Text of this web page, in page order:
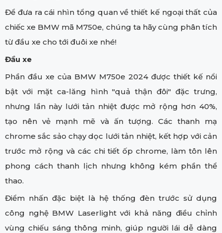
Để đưa ra cái nhìn tổng quan về thiết kế ngoại thất của
chiếc xe BMW mã M750e, chúng ta hãy cùng phân tích
từ đầu xe cho tới đuôi xe nhé!
Đầu xe
Phần đầu xe của BMW M750e 2024 được thiết kế nổi
bật với mặt ca-lăng hình "quả thận đôi" đặc trưng,
nhưng lần này lưới tản nhiệt được mở rộng hơn 40%,
tạo nên vẻ mạnh mẽ và ấn tượng. Các thanh mạ
chrome sắc sảo chạy dọc lưới tản nhiệt, kết hợp với cản
trước mở rộng và các chi tiết ốp chrome, làm tôn lên
phong cách thanh lịch nhưng không kém phần thể
thao.
Điểm nhấn đặc biệt là hệ thống đèn trước sử dụng
công nghệ BMW Laserlight với khả năng điều chỉnh
vùng chiếu sáng thông minh, giúp người lái dễ dàng